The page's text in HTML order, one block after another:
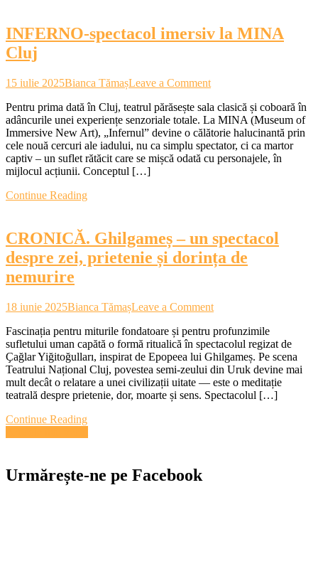
s-
au
INFERNO-spectacol imersiv la MINA
Cluj
15 iulie 2025Bianca TămașLeave a Commenton
spectacol
imersiv
la
MINA
Cluj
Pentru prima dată în Cluj, teatrul părăsește sala clasică și coboară în
adâncurile unei experiențe senzoriale totale. La MINA (Museum of
Immersive New Art), „Infernul” devine o călătorie halucinantă prin
cele nouă cercuri ale iadului, nu ca simplu spectator, ci ca martor
captiv – un suflet rătăcit care se mișcă odată cu personajele, în
mijlocul acțiunii. Conceptul […]
Continue Reading
CRONICĂ. Ghilgameș – un spectacol
despre zei, prietenie și dorința de
nemurire
18 iunie 2025Bianca TămașLeave a Commenton
Ghilgameș
–
un
spectacol
despre
zei,
Fascinația pentru miturile fondatoare și pentru profunzimile
sufletului uman capătă o formă ritualică în spectacolul regizat de
Ҫağlar Yiğitoğulları, inspirat de Epopeea lui Ghilgameș. Pe scena
Teatrului Național Cluj, povestea semi-zeului din Uruk devine mai
mult decât o relatare a unei civilizații uitate — este o meditație
teatrală despre prietenie, dor, moarte și sens. Spectacolul […]
Continue Reading
Navigare
articole
Urmărește-ne pe Facebook